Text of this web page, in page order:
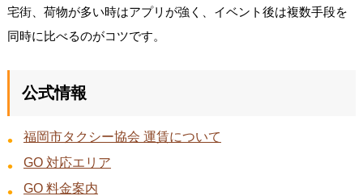
宅街、荷物が多い時はアプリが強く、イベント後は複数手段を
同時に比べるのがコツです。
公式情報
福岡市タクシー協会 運賃について
GO 対応エリア
GO 料金案内